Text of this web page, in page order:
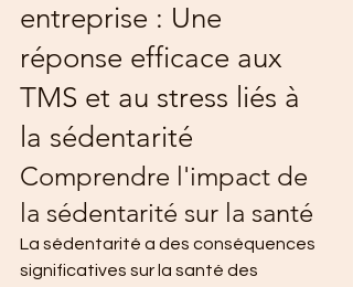
entreprise : Une
réponse efficace aux
TMS et au stress liés à
la sédentarité
Comprendre l'impact de
la sédentarité sur la santé
La sédentarité a des conséquences
significatives sur la santé des